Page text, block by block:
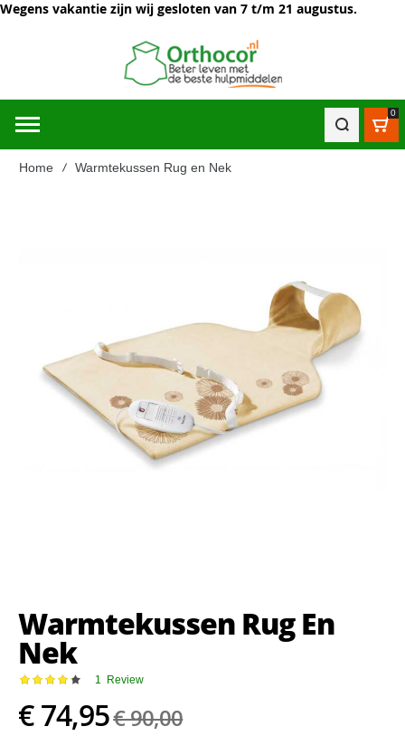
Wegens vakantie zijn wij gesloten van 7 t/m 21 augustus.
0
Home Warmtekussen Rug en Nek
begin
van
de
afbeeldingen-
gallerij
Warmtekussen Rug En
Nek
Waardering: 1 Review
€ 74,95€ 90,00